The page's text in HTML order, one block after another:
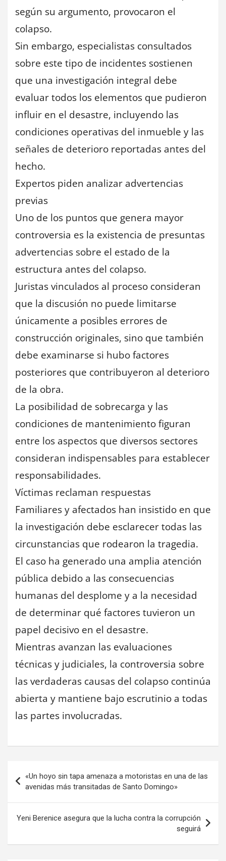
según su argumento, provocaron el
colapso.
Sin embargo, especialistas consultados
sobre este tipo de incidentes sostienen
que una investigación integral debe
evaluar todos los elementos que pudieron
influir en el desastre, incluyendo las
condiciones operativas del inmueble y las
señales de deterioro reportadas antes del
hecho.
Expertos piden analizar advertencias
previas
Uno de los puntos que genera mayor
controversia es la existencia de presuntas
advertencias sobre el estado de la
estructura antes del colapso.
Juristas vinculados al proceso consideran
que la discusión no puede limitarse
únicamente a posibles errores de
construcción originales, sino que también
debe examinarse si hubo factores
posteriores que contribuyeron al deterioro
de la obra.
La posibilidad de sobrecarga y las
condiciones de mantenimiento figuran
entre los aspectos que diversos sectores
consideran indispensables para establecer
responsabilidades.
Víctimas reclaman respuestas
Familiares y afectados han insistido en que
la investigación debe esclarecer todas las
circunstancias que rodearon la tragedia.
El caso ha generado una amplia atención
pública debido a las consecuencias
humanas del desplome y a la necesidad
de determinar qué factores tuvieron un
papel decisivo en el desastre.
Mientras avanzan las evaluaciones
técnicas y judiciales, la controversia sobre
las verdaderas causas del colapso continúa
abierta y mantiene bajo escrutinio a todas
las partes involucradas.
Navegación
de
entradas
«Un hoyo sin tapa amenaza a motoristas en una de las
avenidas más transitadas de Santo Domingo»
Yeni Berenice asegura que la lucha contra la corrupción
seguirá